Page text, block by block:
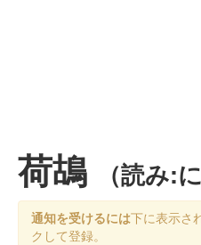
荷鴣 （読み:
通知を受けるには下に表示さ
クして登録。